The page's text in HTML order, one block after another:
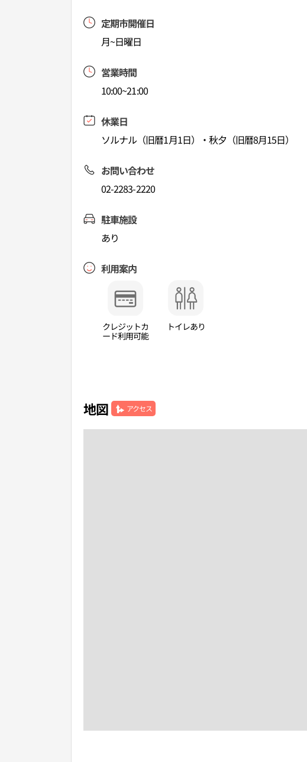
定期市開催日
月~日曜日
営業時間
10:00~21:00
休業日
ソルナル（旧暦1月1日）・秋夕（旧暦8月15日）
お問い合わせ
02-2283-2220
駐車施設
あり
利用案内
クレジットカ
ード利用可能
トイレあり
地図 アクセス